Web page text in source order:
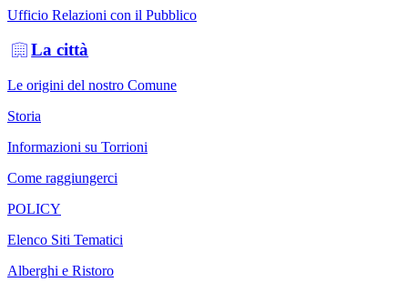
Ufficio Relazioni con il Pubblico
La città
Le origini del nostro Comune
Storia
Informazioni su Torrioni
Come raggiungerci
POLICY
Elenco Siti Tematici
Alberghi e Ristoro